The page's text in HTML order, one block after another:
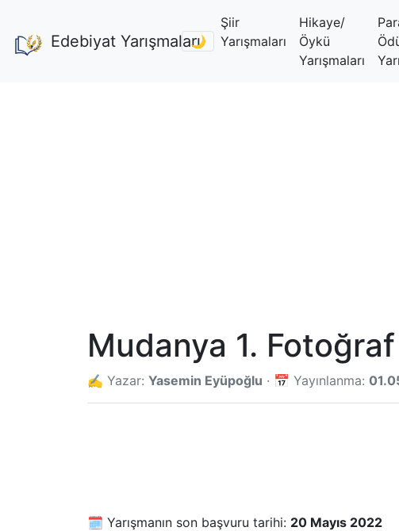
Edebiyat Yarışmaları
🌙
Şiir
Yarışmaları
Hikaye/
Öykü
Yarışmaları
Mudanya 1. Fotoğraf
✍️ Yazar: Yasemin Eyüpoğlu · 📅 Yayınlanma:
🗓️ Yarışmanın son başvuru tarihi: 20 Mayıs 2022